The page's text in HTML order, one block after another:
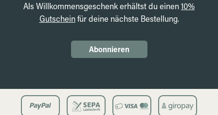
Als Willkommensgeschenk erhältst du einen10%
Gutscheinfür deine nächste Bestellung.
Abonnieren